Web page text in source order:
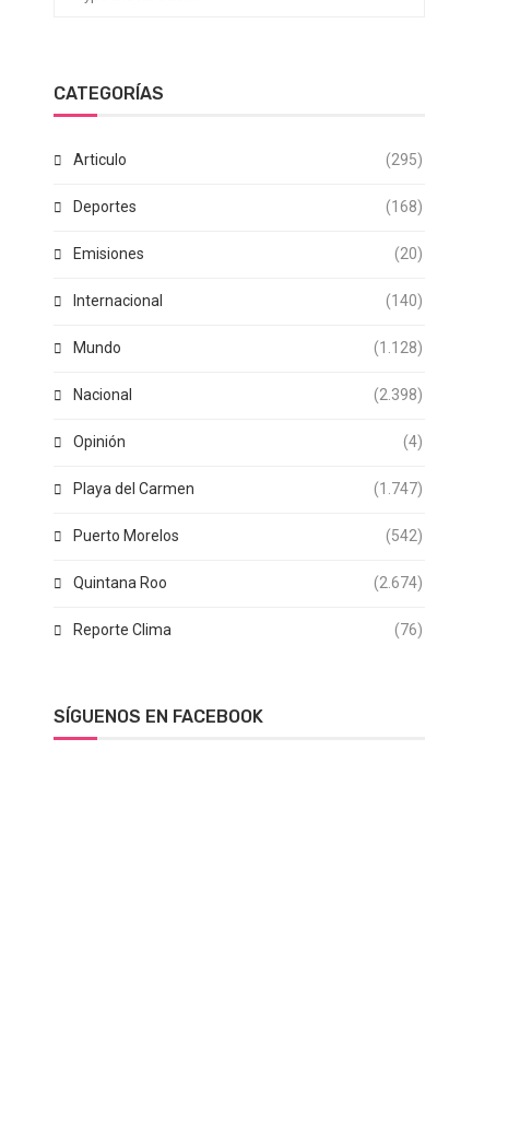
CATEGORÍAS
Articulo (295)
Deportes (168)
Emisiones (20)
Internacional (140)
Mundo (1.128)
Nacional (2.398)
Opinión (4)
Playa del Carmen (1.747)
Puerto Morelos (542)
Quintana Roo (2.674)
Reporte Clima (76)
SÍGUENOS EN FACEBOOK